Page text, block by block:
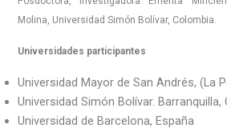
Molina, Universidad Simón Bolívar, Colombia.
Universidades participantes
Universidad Mayor de San Andrés, (La
Universidad Simón Bolívar. Barranquilla,
Universidad de Barcelona, España